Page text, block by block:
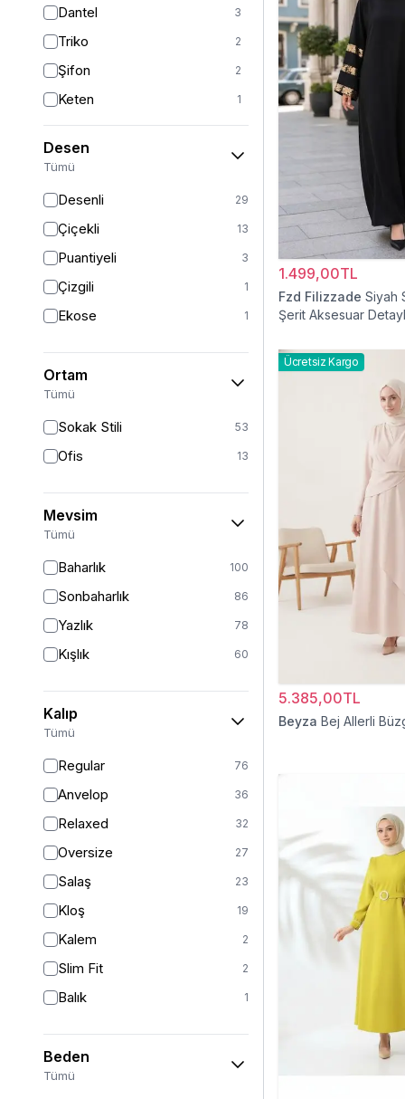
Dantel 3
Triko 2
Şifon 2
Keten 1
Kadife 1
Viskon 1
Desen
Tümü
Desenli 29
Çiçekli 13
Puantiyeli 3
Çizgili 1
Ekose 1
Ortam
Tümü
Sokak Stili 53
Ofis 13
Mevsim
Tümü
Baharlık 100
Sonbaharlık 86
Yazlık 78
Kışlık 60
Kalıp
Tümü
Regular 76
Anvelop 36
Relaxed 32
Oversize 27
Salaş 23
Kloş 19
Kalem 2
Slim Fit 2
Balık 1
Beden
Tümü
1.499,00TL
Fzd Filizzade Siyah
Şerit Aksesuar
Ücretsiz Kargo
5.385,00TL
Beyza Bej Allerli